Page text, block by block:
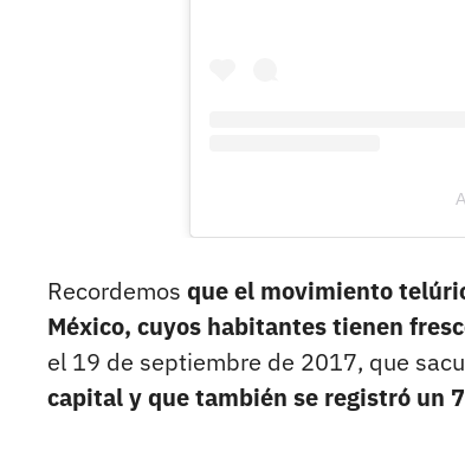
Recordemos que el movimiento
México, cuyos habitantes tienen
el 19 de septiembre de 2017, que
capital y que también se registró un